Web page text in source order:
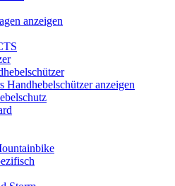
anzeigen
Handhebelschützer anzeigen